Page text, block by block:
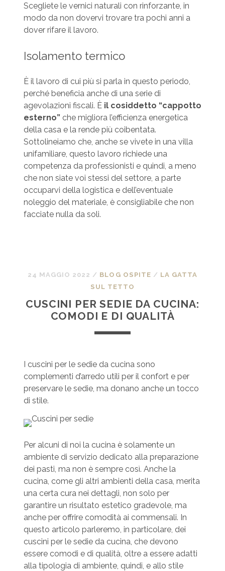
Scegliete le vernici naturali con rinforzante, in
modo da non dovervi trovare tra pochi anni a
dover rifare il lavoro.
Isolamento termico
È il lavoro di cui più si parla in questo periodo,
perché beneficia anche di una serie di
agevolazioni fiscali. È il cosiddetto “cappotto
esterno”che migliora l’efficienza energetica
della casa e la rende più coibentata.
Sottolineiamo che, anche se vivete in una villa
unifamiliare, questo lavoro richiede una
competenza da professionisti e quindi, a meno
che non siate voi stessi del settore, a parte
occuparvi della logistica e dell’eventuale
noleggio del materiale, è consigliabile che non
facciate nulla da soli.
24 MAGGIO 2022 / BLOG OSPITE / LA GATTA
SUL TETTO
CUSCINI PER SEDIE DA CUCINA:
COMODI E DI QUALITÀ
I cuscini per le sedie da cucina sono
complementi d’arredo utili per il confort e per
preservare le sedie, ma donano anche un tocco
di stile.
Per alcuni di noi la cucina è solamente un
ambiente di servizio dedicato alla preparazione
dei pasti, ma non è sempre così. Anche la
cucina, come gli altri ambienti della casa, merita
una certa cura nei dettagli, non solo per
garantire un risultato estetico gradevole, ma
anche per offrire comodità ai commensali. In
questo articolo parleremo, in particolare, dei
cuscini per le sedie da cucina, che devono
essere comodi e di qualità, oltre a essere adatti
alla tipologia di ambiente, quindi, e allo stile